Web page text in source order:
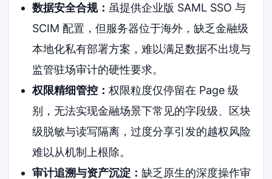
数据安全合规： 虽提供企业版 SAML SSO 与
SCIM 配置，但服务器位于海外，缺乏金融级
本地化私有部署方案，难以满足数据不出境与
监管驻场审计的硬性要求。
权限精细管控： 权限粒度仅停留在 Page 级
别，无法实现金融场景下常见的字段级、区块
级脱敏与读写隔离，过度分享引发的越权风险
难以从机制上根除。
审计追溯与资产沉淀： 缺乏原生的深度操作审